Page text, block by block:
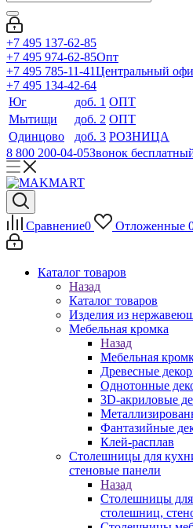
+7 495 137-62-85
+7 495 974-62-85Опт
+7 495 785-11-41Центральный
+7 495 134-42-64
Юг
доб. 1 ОПТ
Мытищи
доб. 2 ОПТ
Одинцово
доб. 3 РОЗНИЦА
8 800 200-04-05Звонок
Сравнение0 Отложенные
Каталог товаров
Назад
Каталог товаров
Изделия из
Мебельная кромка
Назад
Мебельная
Древесные
Однотонные
3D-акриловые
Фантазийные
Клей-расплав
Столешницы для
стеновые панели
Назад
Столешницы
столешниц,